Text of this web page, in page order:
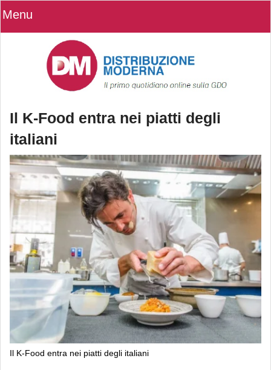
Menu
Il K-Food entra nei piatti degli
italiani
Il K-Food entra nei piatti degli italiani